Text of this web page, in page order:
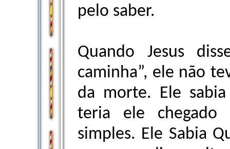
pelo saber.
Quando Jesus
caminha”, ele não
da morte. Ele
teria ele
simples. Ele Sabia